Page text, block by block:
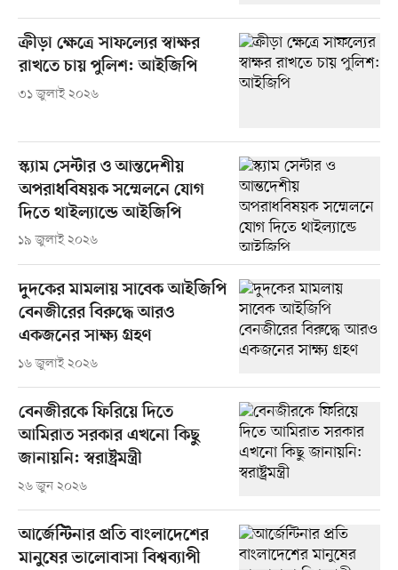
ক্রীড়া ক্ষেত্রে সাফল্যের স্বাক্ষর
রাখতে চায় পুলিশ: আইজিপি
৩১ জুলাই ২০২৬
স্ক্যাম সেন্টার ও আন্তদেশীয়
অপরাধবিষয়ক সম্মেলনে যোগ
দিতে থাইল্যান্ডে আইজিপি
১৯ জুলাই ২০২৬
দুদকের মামলায় সাবেক আইজিপি
বেনজীরের বিরুদ্ধে আরও
একজনের সাক্ষ্য গ্রহণ
১৬ জুলাই ২০২৬
বেনজীরকে ফিরিয়ে দিতে
আমিরাত সরকার এখনো কিছু
জানায়নি: স্বরাষ্ট্রমন্ত্রী
২৬ জুন ২০২৬
আর্জেন্টিনার প্রতি বাংলাদেশের
মানুষের ভালোবাসা বিশ্বব্যাপী